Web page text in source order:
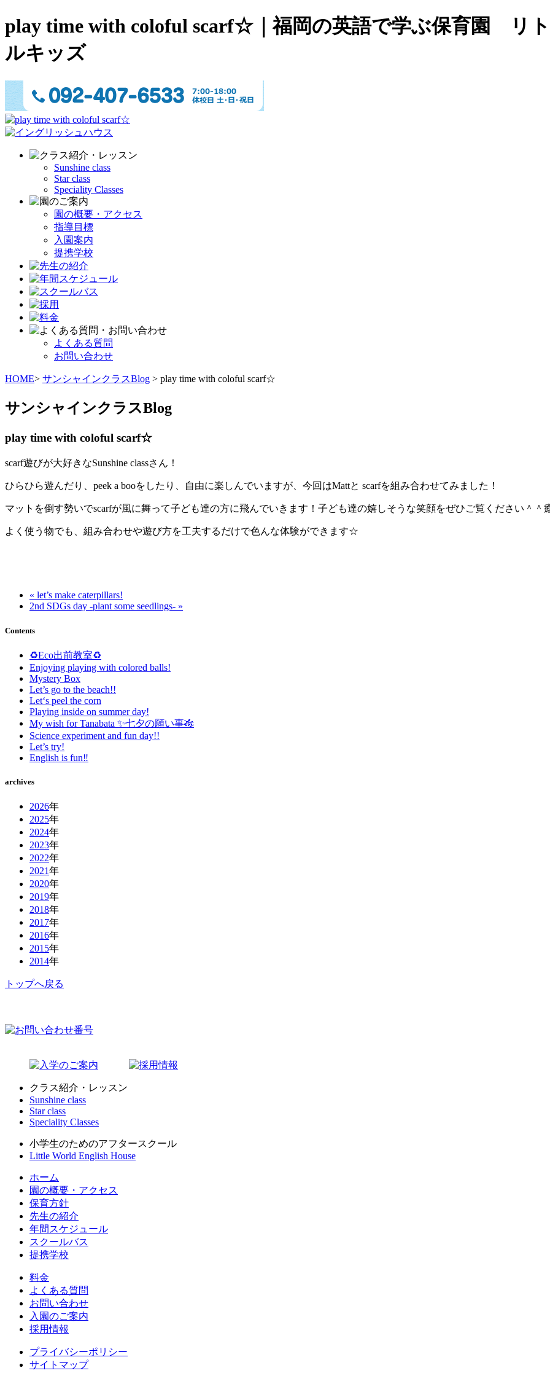
play time with coloful scarf☆｜福岡の英語で学ぶ保育園 リ
ルキッズ
Sunshine class
Star class
Speciality Classes
園の概要・アクセス
指導目標
入園案内
提携学校
よくある質問
お問い合わせ
HOME> サンシャインクラスBlog > play time with coloful scarf☆
サンシャインクラスBlog
play time with coloful scarf☆
scarf遊びが大好きなSunshine classさん！
ひらひら遊んだり、peek a booをしたり、自由に楽しんでいますが、今回はMattと scarfを組み合わせてみました！
マットを倒す勢いでscarfが風に舞って子ども達の方に飛んでいきます！子ども達の嬉しそうな笑顔をぜひご覧ください＾＾
よく使う物でも、組み合わせや遊び方を工夫するだけで色んな体験ができます☆
« let’s make caterpillars!
2nd SDGs day -plant some seedlings- »
Contents
♻️Eco出前教室♻️
Enjoying playing with colored balls!
Mystery Box
Let’s go to the beach!!
Let‘s peel the corn
Playing inside on summer day!
My wish for Tanabata ✨七夕の願い事🎋
Science experiment and fun day!!
Let’s try!
English is fun‼️
archives
2026年
2025年
2024年
2023年
2022年
2021年
2020年
2019年
2018年
2017年
2016年
2015年
2014年
トップへ戻る
クラス紹介・レッスン
Sunshine class
Star class
Speciality Classes
小学生のためのアフタースクール
Little World English House
ホーム
園の概要・アクセス
保育方針
先生の紹介
年間スケジュール
スクールバス
提携学校
料金
よくある質問
お問い合わせ
入園のご案内
採用情報
プライバシーポリシー
サイトマップ